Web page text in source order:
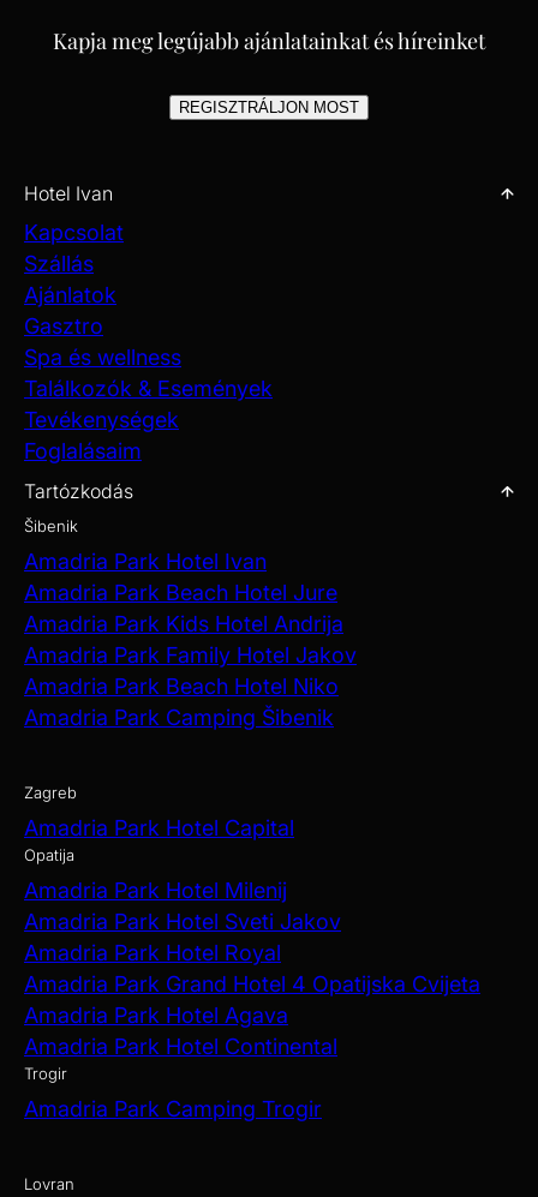
Kapja meg legújabb ajánlatainkat és híreinket
REGISZTRÁLJON MOST
Hotel Ivan
Kapcsolat
Szállás
Ajánlatok
Gasztro
Spa és wellness
Találkozók & Események
Tevékenységek
Foglalásaim
Tartózkodás
Šibenik
Amadria Park Hotel Ivan
Amadria Park Beach Hotel Jure
Amadria Park Kids Hotel Andrija
Amadria Park Family Hotel Jakov
Amadria Park Beach Hotel Niko
Amadria Park Camping Šibenik
Zagreb
Amadria Park Hotel Capital
Opatija
Amadria Park Hotel Milenij
Amadria Park Hotel Sveti Jakov
Amadria Park Hotel Royal
Amadria Park Grand Hotel 4 Opatijska Cvijeta
Amadria Park Hotel Agava
Amadria Park Hotel Continental
Trogir
Amadria Park Camping Trogir
Lovran